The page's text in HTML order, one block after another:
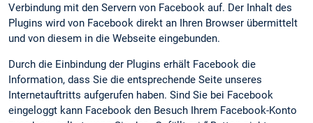
Verbindung mit den Servern von Facebook auf. Der Inhalt des
Plugins wird von Facebook direkt an Ihren Browser übermittelt
und von diesem in die Webseite eingebunden.
Durch die Einbindung der Plugins erhält Facebook die
Information, dass Sie die entsprechende Seite unseres
Internetauftritts aufgerufen haben. Sind Sie bei Facebook
eingeloggt kann Facebook den Besuch Ihrem Facebook-Konto